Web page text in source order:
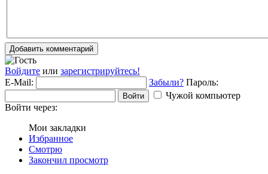
Добавить комментарий
Войдите или зарегистрируйтесь!
E-Mail:
Забыли? Пароль:
Войти
Чужой компьютер
Войти через:
Мои закладки
Избранное
Смотрю
Закончил просмотр